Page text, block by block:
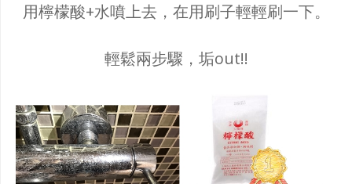
用檸檬酸+水噴上去，在用刷子輕輕刷一下。
輕鬆兩步驟，垢out!!